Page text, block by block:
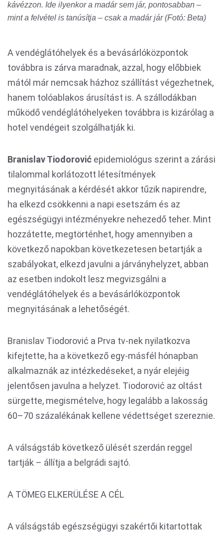
kávézzon. Ide ilyenkor a madár sem jár, pontosabban –
mint a felvétel is tanúsítja – csak a madár jár (Fotó: Beta)
A vendéglátóhelyek és a bevásárlóközpontok
továbbra is zárva maradnak, azzal, hogy előbbiek
mától már nemcsak házhoz szállítást végezhetnek,
hanem tolóablakos árusítást is. A szállodákban
működő vendéglátóhelyeken továbbra is kizárólag a
hotel vendégeit szolgálhatják ki.
Branislav Tiodorović epidemiológus szerint a zárási
tilalommal korlátozott létesítmények
megnyitásának a kérdését akkor tűzik napirendre,
ha elkezd csökkenni a napi esetszám és az
egészségügyi intézményekre nehezedő teher. Mint
hozzátette, megtörténhet, hogy amennyiben a
következő napokban következetesen betartják a
szabályokat, elkezd javulni a járványhelyzet, abban
az esetben indokolt lesz megvizsgálni a
vendéglátóhelyek és a bevásárlóközpontok
megnyitásának a lehetőségét.
Branislav Tiodorović a Prva tv-nek nyilatkozva
kifejtette, ha a következő egy-másfél hónapban
alkalmaznák az intézkedéseket, a nyár elejéig
jelentősen javulna a helyzet. Tiodorović az oltást
sürgette, megismételve, hogy legalább a lakosság
60–70 százalékának kellene védettséget szereznie.
A válságstáb következő ülését szerdán reggel
tartják – állítja a belgrádi sajtó.
A TÖMEG ELKERÜLÉSE A CÉL
A válságstáb egészségügyi szakértői kitartottak